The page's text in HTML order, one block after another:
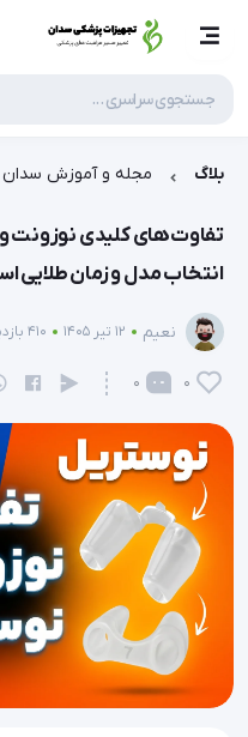
بلاگ مجله و آموزش
تفاوت‌های کلیدی نوزونت و
انتخاب مدل و زمان طلایی
نعیم 12 تیر 1405 410 بازدید
0
0